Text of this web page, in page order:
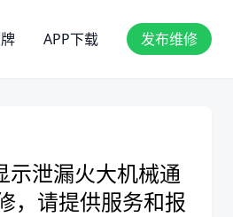
APP下载 发布维修
泄漏火大机械通
，请提供服务和报